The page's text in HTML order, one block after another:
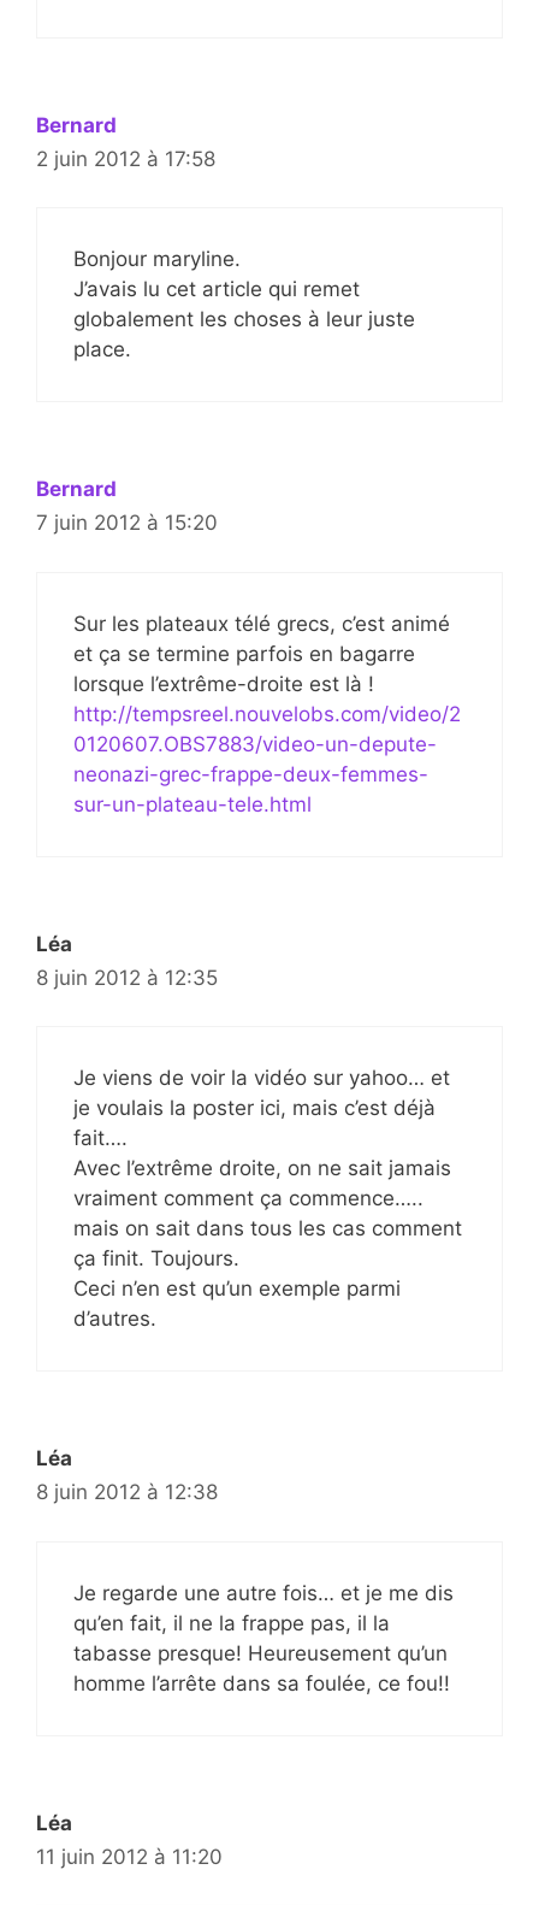
Bernard
2 juin 2012 à 17:58
Bonjour maryline.
J’avais lu cet article qui remet
globalement les choses à leur juste
place.
Bernard
7 juin 2012 à 15:20
Sur les plateaux télé grecs, c’est animé
et ça se termine parfois en bagarre
lorsque l’extrême-droite est là !
http://tempsreel.nouvelobs.com/video/2
0120607.OBS7883/video-un-depute-
neonazi-grec-frappe-deux-femmes-
sur-un-plateau-tele.html
Léa
8 juin 2012 à 12:35
Je viens de voir la vidéo sur yahoo… et
je voulais la poster ici, mais c’est déjà
fait….
Avec l’extrême droite, on ne sait jamais
vraiment comment ça commence…..
mais on sait dans tous les cas comment
ça finit. Toujours.
Ceci n’en est qu’un exemple parmi
d’autres.
Léa
8 juin 2012 à 12:38
Je regarde une autre fois… et je me dis
qu’en fait, il ne la frappe pas, il la
tabasse presque! Heureusement qu’un
homme l’arrête dans sa foulée, ce fou!!
Léa
11 juin 2012 à 11:20